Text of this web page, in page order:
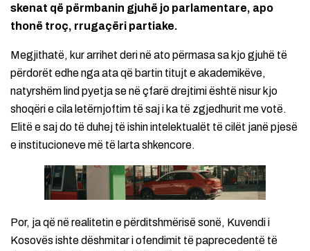
skenat që përmbanin gjuhë jo parlamentare, apo
thonë troç, rrugaçëri partiake.
Megjithatë, kur arrihet deri në ato përmasa sa kjo gjuhë të
përdorët edhe nga ata që bartin titujt e akademikëve,
natyrshëm lind pyetja se në çfarë drejtimi është nisur kjo
shoqëri e cila letërnjoftim të saj i ka të zgjedhurit me votë.
Elitë e saj do të duhej të ishin intelektualët të cilët janë pjesë
e institucioneve më të larta shkencore.
Por, ja që në realitetin e përditshmërisë sonë, Kuvendi i
Kosovës ishte dëshmitar i ofendimit të paprecedentë të